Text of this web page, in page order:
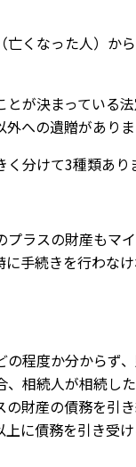
亡くなった人）か
とが決まっている
への遺贈がありま
分けて3種類あり
プラスの財産もマ
に手続きを行わな
の程度か分からず
、相続人が相続し
の財産の債務を引
上に債務を引き受